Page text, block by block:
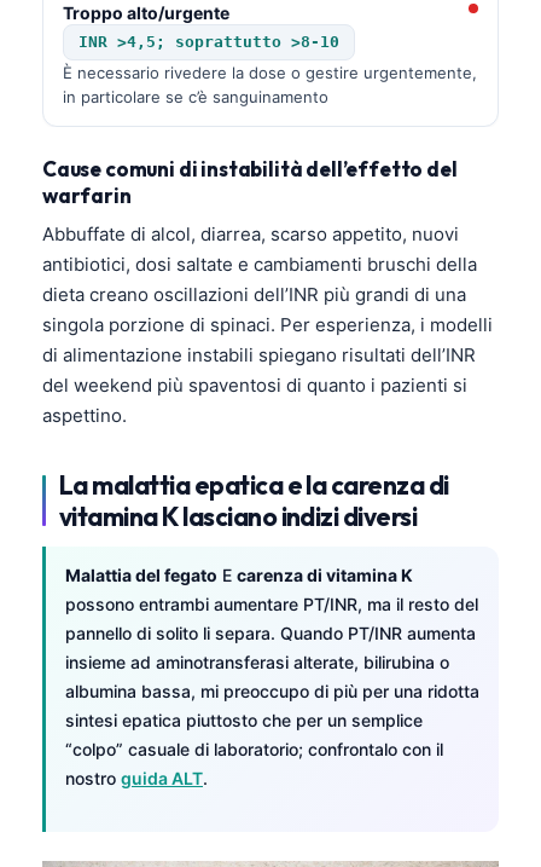
Troppo alto/urgente
INR >4,5; soprattutto >8-10
È necessario rivedere la dose o gestire urgentemente,
in particolare se c’è sanguinamento
Cause comuni di instabilità dell’effetto del
warfarin
Abbuffate di alcol, diarrea, scarso appetito, nuovi
antibiotici, dosi saltate e cambiamenti bruschi della
dieta creano oscillazioni dell’INR più grandi di una
singola porzione di spinaci. Per esperienza, i modelli
di alimentazione instabili spiegano risultati dell’INR
del weekend più spaventosi di quanto i pazienti si
aspettino.
La malattia epatica e la carenza di
vitamina K lasciano indizi diversi
Malattia del fegato E carenza di vitamina K
possono entrambi aumentare PT/INR, ma il resto del
pannello di solito li separa. Quando PT/INR aumenta
insieme ad aminotransferasi alterate, bilirubina o
albumina bassa, mi preoccupo di più per una ridotta
sintesi epatica piuttosto che per un semplice
“colpo” casuale di laboratorio; confrontalo con il
nostro guida ALT.
Suomi
Hrvatski
Slovenčina
كوردی‎
پښتو
অসমীয়া
Galego
Македонски јазик
Euskara
Occitan
العربية المغربية
Afrikaans
Basa Jawa
Cebuano